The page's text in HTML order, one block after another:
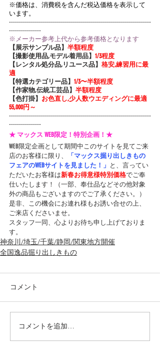
​※価格は、消費税を含んだ税込価格を表示して
います。
-----------------------------------------------------------------------
----------------
※メーカー参考上代から参考価格となります
【展示サンプル品】 半額程度
【撮影使用品,モデル着用品】 1/3程度
【レンタル処分品,リユース品】 格安,練習用に最
適
【特選カテゴリー品】 1/3〜半額程度
【作家物,伝統工芸品】 半額程度
【色打掛】 お色直し,少人数ウエディングに最適
55,000円～
-----------------------------------------------------------------------
----------------
★ マックス WEB限定！特別企画！★
WEB限定企画として期間中このサイトを見てご来
店のお客様に限り、
「マックス掘り出しきもの
フェアのWEBサイトを見ました！」 と、言ってい
ただいたお客様は新春お得意様特別価格でご奉
仕いたします！（一部、奉仕品などその他対象
外の商品もございますのでご了承ください。）
是非、この機会にお連れ様もお誘い合せの上、
ご来店くださいませ。
スタッフ一同、心よりお待ち申し上げておりま
す。
神奈川/埼玉/千葉/静岡/関東地方開催
全国逸品掘り出しきもの
コメント
コメントを追加…